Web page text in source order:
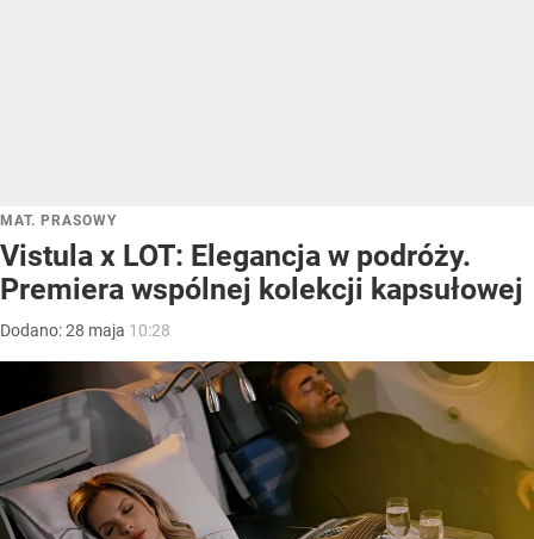
MAT. PRASOWY
Vistula x LOT: Elegancja w podróży.
Premiera wspólnej kolekcji kapsułowej
Dodano:28 maja 10:28